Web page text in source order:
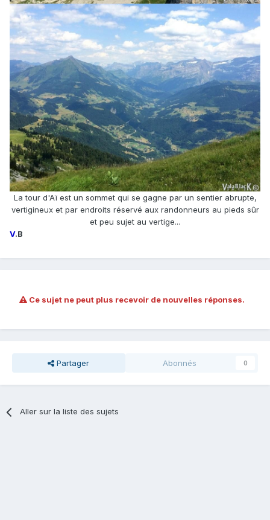
La tour d'Aï est un sommet qui se gagne par un sentier abrupte,
vertigineux et par endroits réservé aux randonneurs au pieds sûr
et peu sujet au vertige...
V.B
Ce sujet ne peut plus recevoir de nouvelles réponses.
Partager Abonnés 0
Aller sur la liste des sujets